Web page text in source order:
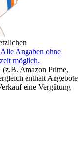
Alle Angaben ohne
möglich.
(z.B. Amazon Prime,
enthält Angebote
eine Vergütung